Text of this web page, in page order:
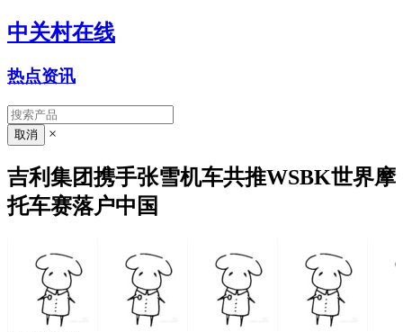
中关村在线
热点资讯
×
吉利集团携手张雪机车共推WSBK世界摩
托车赛落户中国